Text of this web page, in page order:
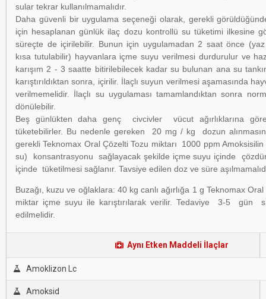
sular tekrar kullanılmamalıdır.
Daha güvenli bir uygulama seçeneği olarak, gerekli
için hesaplanan günlük ilaç dozu kontrollü su tüketimi ilkesine
süreçte de içirilebilir. Bunun için uygulamadan 2 saat önce (yaz
kısa tutulabilir) hayvanlara içme suyu verilmesi durdurulur ve
karışım 2 - 3 saatte bitirilebilecek kadar su bulunan ana su
karıştırıldıktan sonra, içirilir. İlaçlı suyun verilmesi aşamasında
verilmemelidir. İlaçlı su uygulaması tamamlandıktan sonra
dönülebilir.
Beş günlükten daha genç civcivler vücut ağırlıklarına
tüketebilirler. Bu nedenle gereken 20 mg / kg dozun
gerekli Teknomax Oral Çözelti Tozu miktarı 1000 ppm
su) konsantrasyonu sağlayacak şekilde içme suyu içinde
içinde tüketilmesi sağlanır. Tavsiye edilen doz ve süre
Buzağı, kuzu ve oğlaklara: 40 kg canlı ağırlığa 1 g Teknomax
miktar içme suyu ile karıştırılarak verilir. Tedaviye 3-5 gün
edilmelidir.
Aynı Etken Maddeli İlaçlar
Amoklizon Lc
Amoksid